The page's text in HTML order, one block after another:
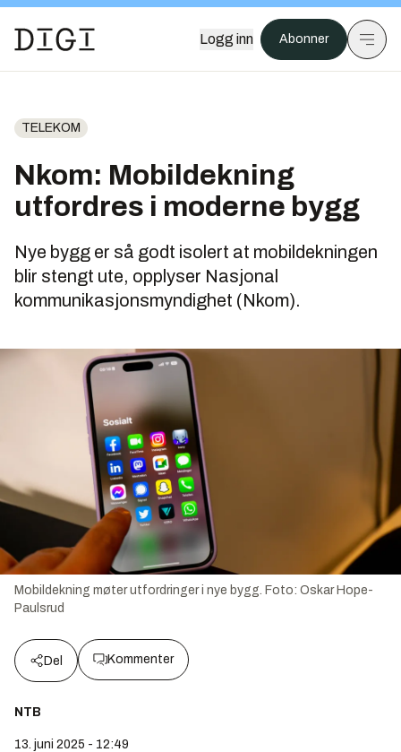
Logg inn Abonner
TELEKOM
Nkom: Mobildekning
utfordres i moderne bygg
Nye bygg er så godt isolert at mobildekningen
blir stengt ute, opplyser Nasjonal
kommunikasjonsmyndighet (Nkom).
Mobildekning møter utfordringer i nye bygg. Foto: Oskar Hope-
Paulsrud
Del Kommenter
NTB
13. juni 2025 - 12:49